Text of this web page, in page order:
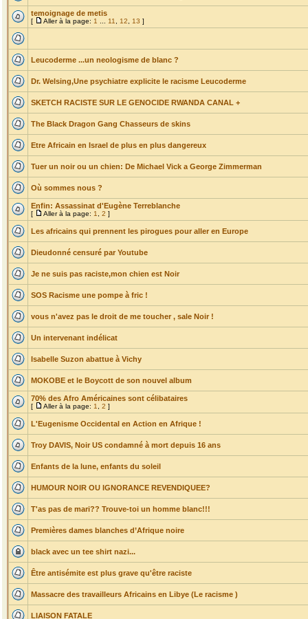
temoignage de metis
[ Aller à la page: 1 11 12 13 ]
Leucoderme ...un neologisme de blanc ?
Dr. Welsing,Une psychiatre explicite le racisme Leucoderme
SKETCH RACISTE SUR LE GENOCIDE RWANDA CANAL +
The Black Dragon Gang Chasseurs de skins
Etre Africain en Israel de plus en plus dangereux
Tuer un noir ou un chien: De Michael Vick a George Zimmerman
Où sommes nous ?
Enfin: Assassinat d'Eugène Terreblanche
[ Aller à la page: 1 2 ]
Les africains qui prennent les pirogues pour aller en Europe
Dieudonné censuré par Youtube
Je ne suis pas raciste,mon chien est Noir
SOS Racisme une pompe à fric !
vous n'avez pas le droit de me toucher , sale Noir !
Un intervenant indélicat
Isabelle Suzon abattue à Vichy
MOKOBE et le Boycott de son nouvel album
70% des Afro Américaines sont célibataires
[ Aller à la page: 1 2 ]
L'Eugenisme Occidental en Action en Afrique !
Troy DAVIS, Noir US condamné à mort depuis 16 ans
Enfants de la lune, enfants du soleil
HUMOUR NOIR OU IGNORANCE REVENDIQUEE?
T'as pas de mari?? Trouve-toi un homme blanc!!!
Premières dames blanches d’Afrique noire
black avec un tee shirt nazi...
Être antisémite est plus grave qu'être raciste
Massacre des travailleurs Africains en Libye (Le racisme )
LIAISON FATALE